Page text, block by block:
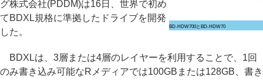
BD-HDW700とBD-HDW70
グ株式会社(PDDM)は16日、世界で初め
てBDXL規格に準拠したドライブを開発
した。
BDXLは、3層または4層のレイヤーを利用することで、1回
のみ書き込み可能なRメディアでは100GBまたは128GB、書き